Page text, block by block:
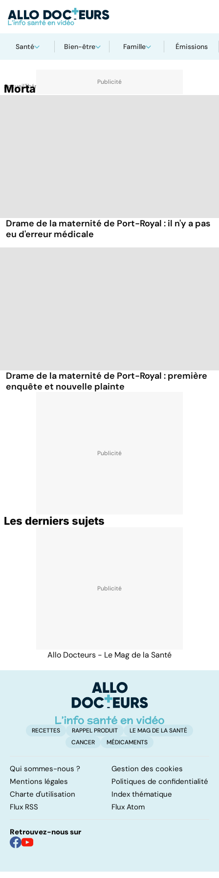
Santé Bien-être Famille Émissions
AccueilThématiques
Mortalité foetale
Drame de la maternité de Port-Royal : il n'y a pas
eu d'erreur médicale
Drame de la maternité de Port-Royal : première
enquête et nouvelle plainte
Les derniers sujets
Allo Docteurs - Le Mag de la Santé
RECETTES RAPPEL PRODUIT
LE MAG DE LA SANTÉ
CANCER
MÉDICAMENTS
Qui sommes-nous ?
Gestion des cookies
Mentions légales
Politiques de confidentialité
Charte d'utilisation
Index thématique
Flux RSS
Flux Atom
Retrouvez-nous sur